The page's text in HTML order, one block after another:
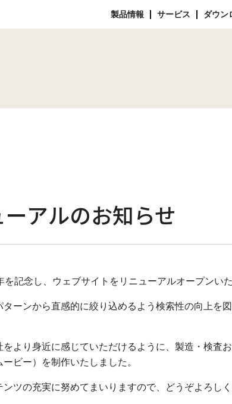
製品情報 サービス ダウン
アルのお知らせ
記念し、ウェブサイトをリニューアルオープンいた
ーンから直感的に絞り込めるよう検索性の向上を
より身近に感じていただけるように、製造・検査
ビー）を制作いたしました。
ツの充実に努めてまいりますので、どうぞよろしく